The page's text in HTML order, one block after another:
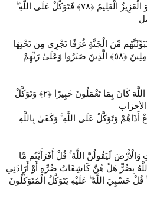
إِنَّ رَبَّكَ يَقْضِي بَيْنَهُم بِحُكْمِهِ ۚ وَهُوَ الْعَزِيزُ الْعَلِيمُ ‎﴿٧٨﴾‏ فَتَوَكَّلْ عَلَى اللَّهِ ۖ
مِّنَ الْجَنَّةِ غُرَفًا تَجْرِي مِن تَحْتِهَا
الْأَنْهَارُ خَالِدِينَ فِيهَا ۚ نِعْمَ أَجْرُ الْعَامِلِينَ ‎﴿٥٨﴾‏ الَّذِينَ صَبَرُوا وَعَلَىٰ رَبِّهِمْ
وَاتَّبِعْ مَا يُوحَىٰ إِلَيْكَ مِن رَّبِّكَ ۚ إِنَّ اللَّهَ كَانَ بِمَا تَعْمَلُونَ خَبِيرًا ‎﴿٢﴾‏ وَتَوَكَّلْ
أَذَاهُمْ وَتَوَكَّلْ عَلَى اللَّهِ ۚ وَكَفَىٰ بِاللَّهِ
لَيَقُولُنَّ اللَّهُ ۚ قُلْ أَفَرَأَيْتُم مَّا
بِضُرٍّ هَلْ هُنَّ كَاشِفَاتُ ضُرِّهِ أَوْ أَرَادَنِي
حَسْبِيَ اللَّهُ ۖ عَلَيْهِ يَتَوَكَّلُ الْمُتَوَكِّلُونَ